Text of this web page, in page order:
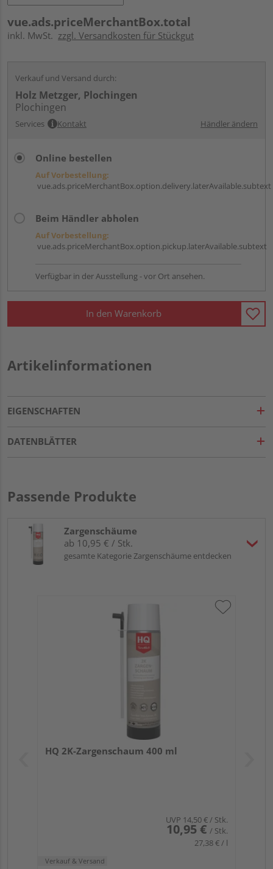
vue.ads.priceMerchantBox.total
inkl. MwSt. zzgl. Versandkosten für Stückgut
Verkauf und Versand durch:
Holz Metzger, Plochingen
Plochingen
Services Kontakt Händler ändern
Online bestellen
Auf Vorbestellung:
vue.ads.priceMerchantBox.option.delivery.laterAvailable.subtext
Beim Händler abholen
Auf Vorbestellung:
vue.ads.priceMerchantBox.option.pickup.laterAvailable.subtext
Verfügbar in der Ausstellung - vor Ort ansehen.
In den Warenkorb
Artikelinformationen
EIGENSCHAFTEN
DATENBLÄTTER
Passende Produkte
Zargenschäume
ab 10,95 € / Stk.
gesamte Kategorie Zargenschäume entdecken
HQ 2K-Zargenschaum 400 ml
UVP 14,50 €/ Stk.
10,95 € / Stk.
27,38 € / l
Verkauf & Versand